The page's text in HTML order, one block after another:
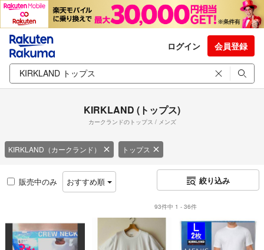
ログイン 会員登録
KIRKLAND (トップス)
カークランドのトップス / メンズ
KIRKLAND（カークランド） トップス
販売中のみ おすすめ順 絞り込み
93件中 1 - 36件